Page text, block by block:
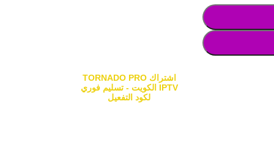
اشتراك TORNADO PRO
IPTV الكويت - تسليم فوري
لكود التفعيل